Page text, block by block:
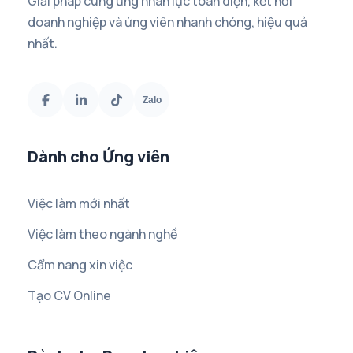
doanh nghiệp và ứng viên nhanh chóng, hiệu quả
nhất.
Zalo
Dành cho Ứng viên
Việc làm mới nhất
Việc làm theo ngành nghề
Cẩm nang xin việc
Tạo CV Online